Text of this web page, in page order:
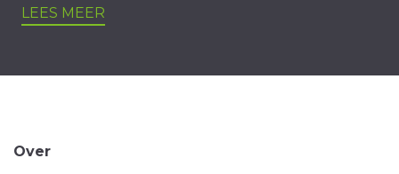
LEES MEER
Over